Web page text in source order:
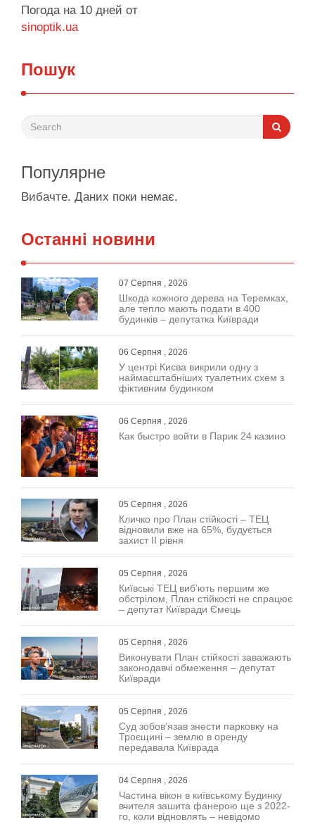
Погода на 10 дней от
sinoptik.ua
Пошук
Популярне
Вибачте. Даних поки немає.
Останні новини
07 Серпня , 2026
Шкода кожного дерева на Теремках,
але тепло мають подати в 400
будинків – депутатка Київради
06 Серпня , 2026
У центрі Києва викрили одну з
наймасштабніших туалетних схем з
фіктивним будинком
06 Серпня , 2026
Как быстро войти в Парик 24 казино
05 Серпня , 2026
Кличко про План стійкості – ТЕЦ
відновили вже на 65%, будується
захист ІІ рівня
05 Серпня , 2026
Київські ТЕЦ виб’ють першим же
обстрілом, План стійкості не спрацює
– депутат Київради Ємець
05 Серпня , 2026
Виконувати План стійкості заважають
законодавчі обмеження – депутат
Київради
05 Серпня , 2026
Суд зобов’язав знести парковку на
Троєщині – землю в оренду
передавала Київрада
04 Серпня , 2026
Частина вікон в київському Будинку
вчителя зашита фанерою ще з 2022-
го, коли відновлять – невідомо